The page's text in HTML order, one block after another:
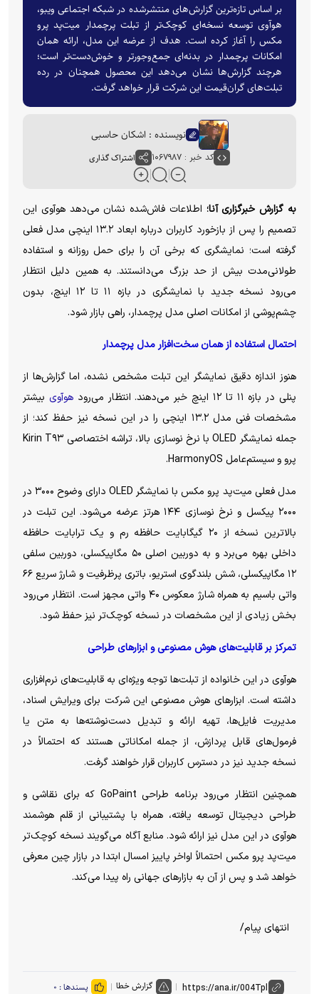
بر اساس تازه‌ترین گزارش‌های منتشرشده در شبکه اجتماعی ویبو،
هوآوی توسعه نسخه‌ای کوچک‌تر از تبلت پرچمدار میت‌پد پرو
مکس را آغاز کرده است. هدف از عرضه این مدل، ارائه همان
امکانات پرچمدار در بدنه‌ای جمع‌وجورتر و خوش‌دست‌تر است؛
هرچند گزارش‌ها نشان می‌دهد این محصول همچنان در رده
تبلت‌های گران‌قیمت این شرکت قرار خواهد گرفت.
نویسنده : اشکان حاسبی
کد خبر : ۱۰۶۷۹۸۷ اشتراک گذاری
به گزارش خبرگزاری آنا؛ اطلاعات فاش‌شده نشان می‌دهد هوآوی این
تصمیم را پس از بازخورد کاربران درباره ابعاد ۱۳.۲ اینچی مدل فعلی
گرفته است؛ نمایشگری که برخی آن را برای حمل روزانه و استفاده
طولانی‌مدت بیش از حد بزرگ می‌دانستند. به همین دلیل انتظار
می‌رود نسخه جدید با نمایشگری در بازه ۱۱ تا ۱۲ اینچ، بدون
چشم‌پوشی از امکانات اصلی مدل پرچمدار، راهی بازار شود.
احتمال استفاده از همان سخت‌افزار مدل پرچمدار
هنوز اندازه دقیق نمایشگر این تبلت مشخص نشده، اما گزارش‌ها از
پنلی در بازه ۱۱ تا ۱۲ اینچ خبر می‌دهند. انتظار می‌رود
هوآوی بیشتر
مشخصات فنی مدل ۱۳.۲ اینچی را در این نسخه نیز حفظ کند؛ از
جمله نمایشگر OLED با نرخ نوسازی بالا، تراشه اختصاصی Kirin T۹۳
پرو و سیستم‌عامل HarmonyOS.
مدل فعلی میت‌پد پرو مکس با نمایشگر OLED دارای وضوح ۳۰۰۰ در
۲۰۰۰ پیکسل و نرخ نوسازی ۱۴۴ هرتز عرضه می‌شود. این تبلت در
بالاترین نسخه از ۲۰ گیگابایت حافظه رم و یک ترابایت حافظه
داخلی بهره می‌برد و به دوربین اصلی ۵۰ مگاپیکسلی، دوربین سلفی
۱۲ مگاپیکسلی، شش بلندگوی استریو، باتری پرظرفیت و شارژ سریع ۶۶
واتی باسیم به همراه شارژ معکوس ۴۰ واتی مجهز است. انتظار می‌رود
بخش زیادی از این مشخصات در نسخه کوچک‌تر نیز حفظ شود.
تمرکز بر قابلیت‌های هوش مصنوعی و ابزار‌های طراحی
هوآوی در این خانواده از تبلت‌ها توجه ویژه‌ای به قابلیت‌های نرم‌افزاری
داشته است. ابزار‌های هوش مصنوعی این شرکت برای ویرایش اسناد،
مدیریت فایل‌ها، تهیه ارائه و تبدیل دست‌نوشته‌ها به متن یا
فرمول‌های قابل پردازش، از جمله امکاناتی هستند که احتمالاً در
نسخه جدید نیز در دسترس کاربران قرار خواهند گرفت.
همچنین انتظار می‌رود برنامه طراحی GoPaint که برای نقاشی و
طراحی دیجیتال توسعه یافته، همراه با پشتیبانی از قلم هوشمند
هوآوی در این مدل نیز ارائه شود. منابع آگاه می‌گویند نسخه کوچک‌تر
میت‌پد پرو مکس احتمالاً اواخر پاییز امسال ابتدا در بازار چین معرفی
خواهد شد و پس از آن به بازار‌های جهانی راه پیدا می‌کند.
انتهای پیام/
گزارش خطا پسندها : ۰